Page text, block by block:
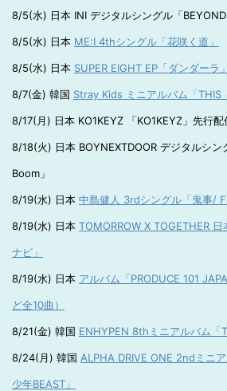
8/5(水) 日本 INI デジタルシングル「BEYOND
8/5(水) 日本 ME:I 4thシングル「花咲く道」
8/5(水) 日本 SUPER EIGHT EP「ダンダーラ」
8/7(金) 韓国 Stray Kids ミニアルバム「THIS
8/17(月) 日本 KO1KEYZ 「KO1KEYZ」先行配
8/18(火) 日本 BOYNEXTDOOR デジタルシ
Boom」
8/19(水) 日本 中島健人 3rdシングル「鬼事/
8/19(水) 日本 TOMORROW X TOGETHER
ナビ」
8/19(水) 日本 アルバム「PRODUCE 101
ど全10曲）
8/21(金) 韓国 ENHYPEN 8thミニアルバム「
8/24(月) 韓国 ALPHA DRIVE ONE 2ndミニ
少年BEAST」